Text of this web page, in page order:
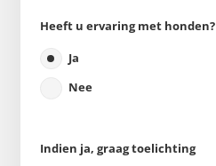
Heeft u ervaring met honden?
Ja
Nee
Indien ja, graag toelichting